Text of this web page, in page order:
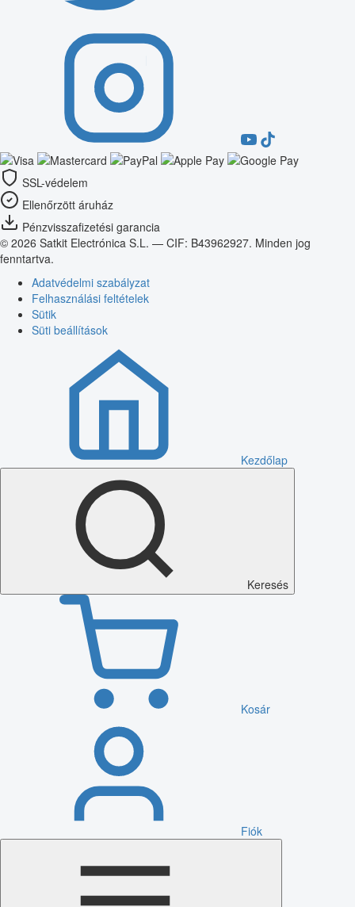
SSL-védelem
Ellenőrzött áruház
Pénzvisszafizetési garancia
© 2026 Satkit Electrónica S.L. — CIF: B43962927. Minden jog
fenntartva.
Adatvédelmi szabályzat
Felhasználási feltételek
Sütik
Süti beállítások
Kezdőlap
Keresés
Kosár
Fiók